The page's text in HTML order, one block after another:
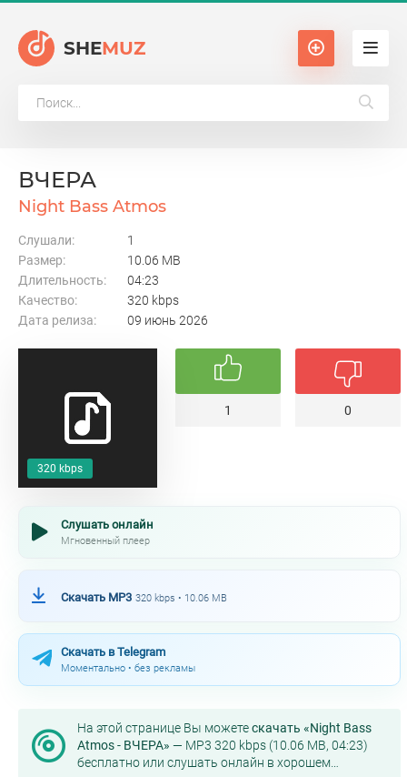
SHEMUZ
320 kbps
ВЧЕРА
Night Bass Atmos
Слушали:
1
Размер:
10.06 MB
Длительность:
04:23
Качество:
320 kbps
Дата релиза:
09 июнь 2026
1 0
Слушать онлайн
Мгновенный плеер
Скачать MP3 320 kbps • 10.06 MB
Скачать в Telegram
Моментально • без рекламы
На этой странице Вы можетескачать «Night Bass
Atmos - ВЧЕРА» — MP3 320 kbps (10.06 MB, 04:23)
бесплатно или слушать онлайн в хорошем